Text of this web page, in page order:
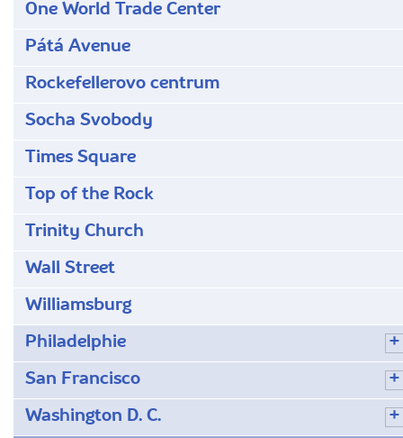
One World Trade Center
Pátá Avenue
Rockefellerovo centrum
Socha Svobody
Times Square
Top of the Rock
Trinity Church
Wall Street
Williamsburg
Philadelphie
San Francisco
Washington D. C.